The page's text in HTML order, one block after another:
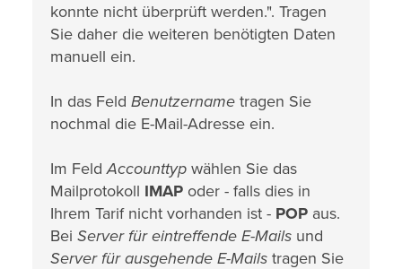
konnte nicht überprüft werden.". Tragen
Sie daher die weiteren benötigten Daten
manuell ein.
In das Feld Benutzername tragen Sie
nochmal die E-Mail-Adresse ein.
Im FeldAccounttyp wählen Sie das
Mailprotokoll IMAP oder - falls dies in
Ihrem Tarif nicht vorhanden ist - POP aus.
Bei Server für eintreffende E-Mails und
Server für ausgehende E-Mails tragen Sie